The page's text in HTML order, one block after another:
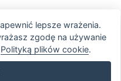
lepsze wrażenia.
zgodę na używanie
Polityką plików cookie.